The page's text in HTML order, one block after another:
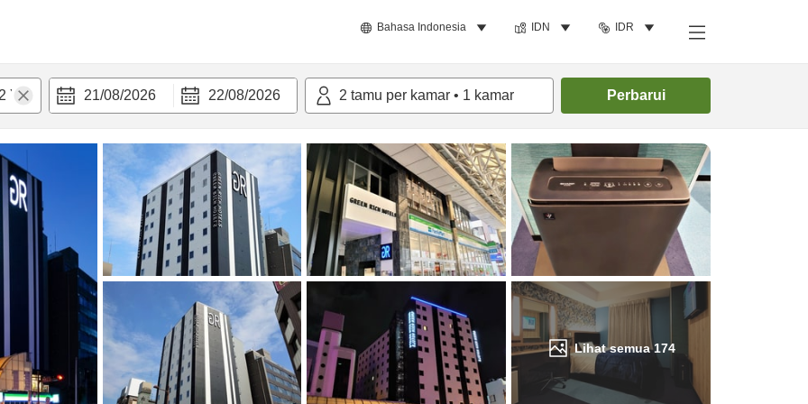
Bahasa Indonesia IDN IDR
21/08/2026 22/08/2026 2 tamu per kamar • 1 kamar Perbarui
Lihat semua174
Cari kamar